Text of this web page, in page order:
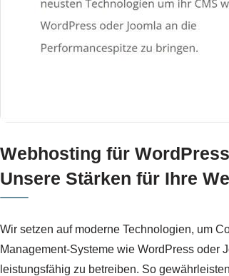
Webhosting für
Unsere Stärken für Ihre
Wir setzen auf moderne Technologien, um
Management-Systeme wie WordPress oder
leistungsfähig zu betreiben. So